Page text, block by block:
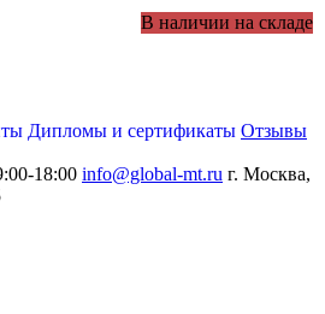
Дипломы и сертификаты Отзывы
18:00 info@global-mt.ru г. Москва,
В наличии на складе